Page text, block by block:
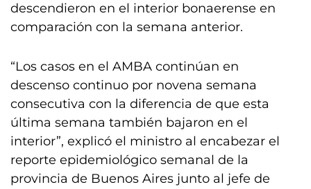
descendieron en el interior bonaerense en
comparación con la semana anterior.
“Los casos en el AMBA continúan en
descenso continuo por novena semana
consecutiva con la diferencia de que esta
última semana también bajaron en el
interior”, explicó el ministro al encabezar el
reporte epidemiológico semanal de la
provincia de Buenos Aires junto al jefe de